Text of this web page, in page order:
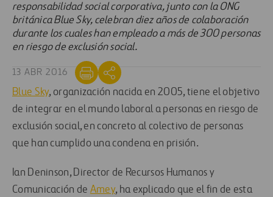
responsabilidad social corporativa, junto con la ONG
británica Blue Sky, celebran diez años de colaboración
durante los cuales han empleado a más de 300 personas
en riesgo de exclusión social.
13 ABR 2016
Blue Sky, organización nacida en 2005, tiene el objetivo
de integrar en el mundo laboral a personas en riesgo de
exclusión social, en concreto al colectivo de personas
que han cumplido una condena en prisión.
Ian Deninson, Director de Recursos Humanos y
Comunicación de Amey, ha explicado que el fin de esta